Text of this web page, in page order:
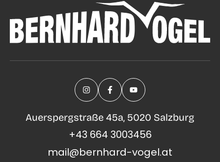
Auerspergstraße 45a, 5020 Salzburg
+43 664 3003456
mail@bernhard-vogel.at